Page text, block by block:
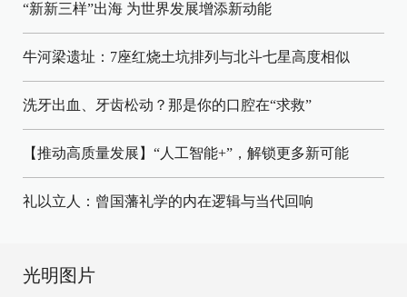
“新新三样”出海 为世界发展增添新动能
牛河梁遗址：7座红烧土坑排列与北斗七星高度相似
洗牙出血、牙齿松动？那是你的口腔在“求救”
【推动高质量发展】“人工智能+”，解锁更多新可能
礼以立人：曾国藩礼学的内在逻辑与当代回响
光明图片